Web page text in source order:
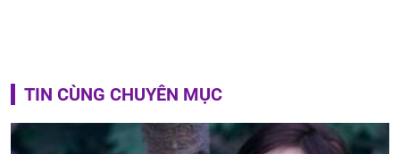
TIN CÙNG CHUYÊN MỤC